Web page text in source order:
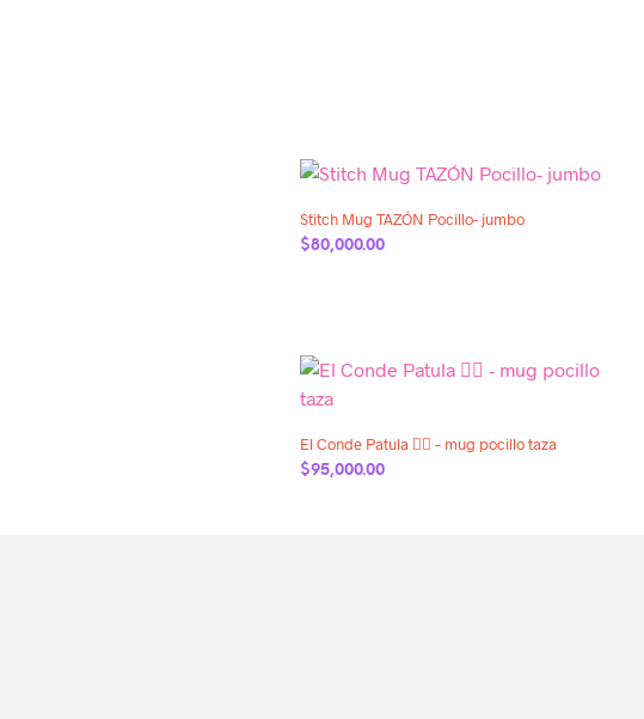
Añadir a la lista de deseos
Stitch Mug TAZÓN Pocillo- jumbo
$80,000.00
El Conde Patula 🧛‍♂️ – mug pocillo taza
$95,000.00